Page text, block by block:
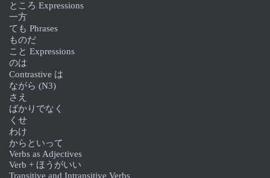
ところ Expressions
一方
ても Phrases
ものだ
こと Expressions
のは
Contrastive は
ながら (N3)
さえ
ばかりでなく
くせ
わけ
からといって
Verbs as Adjectives
Verb + ほうがいい
Transitive and Intransitive Verbs